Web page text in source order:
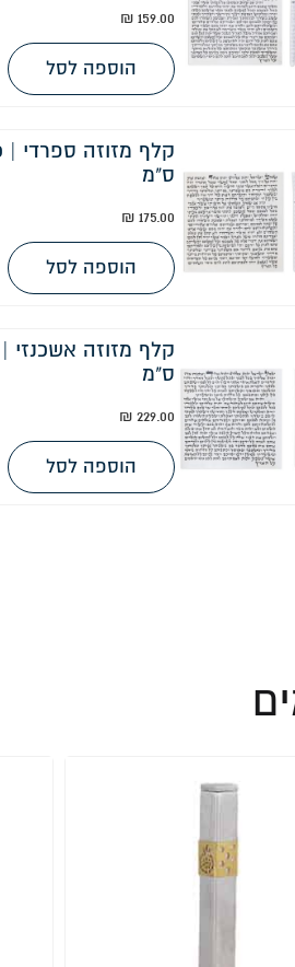
159.00
₪
הוספה לסל
ס"מ
175.00
₪
הוספה לסל
ס"מ
229.00
₪
הוספה לסל